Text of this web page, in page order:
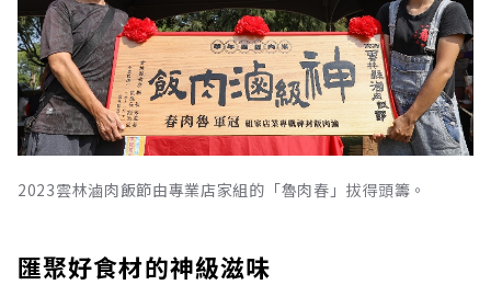
2023雲林滷肉飯節由專業店家組的「魯肉春」拔得頭籌。
匯聚好食材的神級滋味